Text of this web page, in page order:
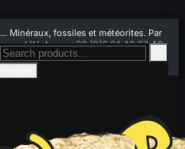
Minéraux, fossiles et météorites. Par
par téléphone+33 (0)6 01 42 67 49